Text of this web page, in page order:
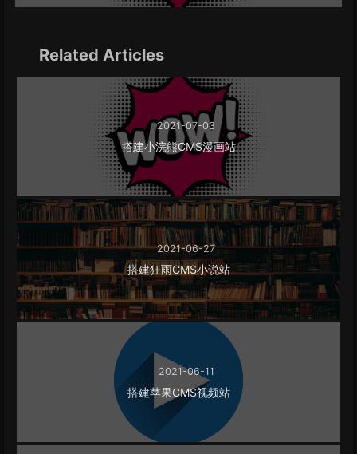
Related Articles
2021-07-03
搭建小浣熊CMS漫画站
2021-06-27
搭建狂雨CMS小说站
2021-06-11
搭建苹果CMS视频站